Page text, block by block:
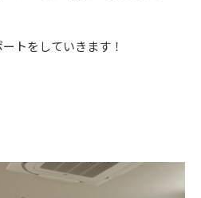
トをしていきます！